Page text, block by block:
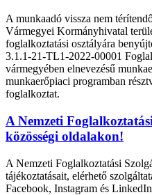
A munkaadó vissza nem
Vármegyei Kormányhivatal
foglalkoztatási osztályára
3.1.1-21-TL1-2022-00001
vármegyében elnevezésű
munkaerőpiaci programban
foglalkoztat.
A Nemzeti
közösségi oldalakon!
A Nemzeti Foglalkoztatási
tájékoztatásait, elérhető
Facebook, Instagram és